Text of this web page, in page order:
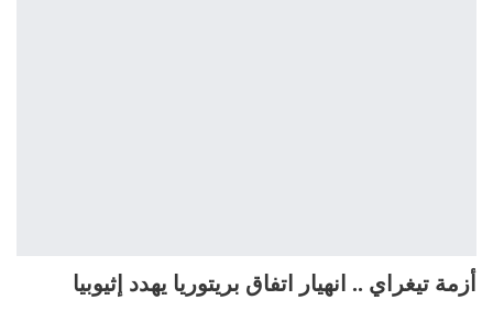
أزمة تيغراي .. انهيار اتفاق بريتوريا يهدد إثيوبيا